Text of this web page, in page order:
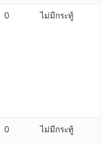
0 ไม่มีกระทู้
0 ไม่มีกระทู้